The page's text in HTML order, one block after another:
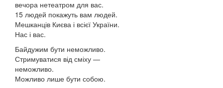
вечора нетеатром для вас.
15 людей покажуть вам людей.
Мешканців Києва і всієї України.
Нас і вас.
Байдужим бути неможливо.
Стримуватися від сміху —
неможливо.
Можливо лише бути собою.